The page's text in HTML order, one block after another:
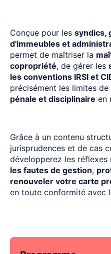
Conçue pour les syndics,
d'immeubles et
permet de maîtriser la
copropriété, de gérer les
les conventions IRSI et
précisément les limites
pénale et disciplinaire en
Grâce à un contenu
jurisprudences et de cas
développerez les réflexes
les fautes de gestion,
renouveler votre carte
en toute conformité avec